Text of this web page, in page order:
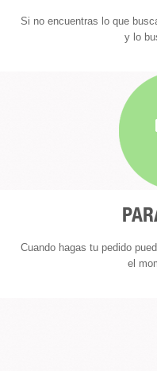
Si no encuentras lo que
y lo
Cuando hagas tu pedido
el